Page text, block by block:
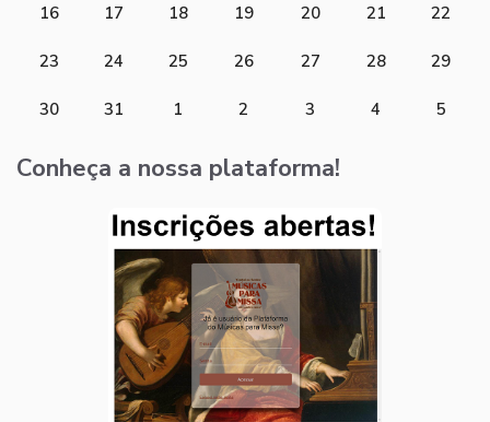
16 17 18 19 20 21 22
23 24 25 26 27 28 29
30 31 1 2 3 4 5
Conheça a nossa plataforma!